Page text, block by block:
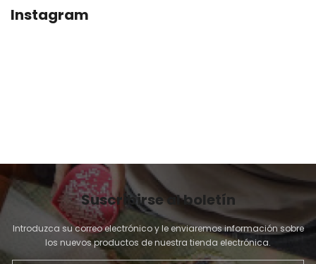
Instagram
Suscribirse al boletín
Introduzca su correo electrónico y le enviaremos información sobre
los nuevos productos de nuestra tienda electrónica.